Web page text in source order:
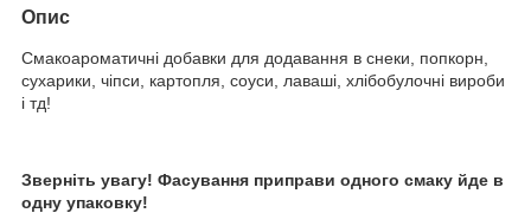
Опис
Смакоароматичні добавки для додавання в снеки, попкорн,
сухарики, чіпси, картопля, соуси, лаваші, хлібобулочні вироби
і тд!
Зверніть увагу! Фасування приправи одного смаку йде в
одну упаковку!